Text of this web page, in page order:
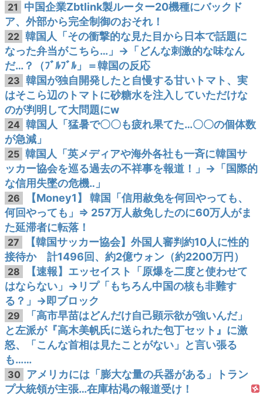
21
中国企業Zbtlink製ルーター20機種にバックド
ア、外部から完全制御のおそれ！
22 韓国人「その衝撃的な見た目から日本で話題に
なった弁当がこちら…」→「どんな刺激的な味なん
だ…？（ﾌﾞﾙﾌﾞﾙ」＝韓国の反応
23 韓国が独自開発したと自慢する甘いトマト、実
はそこら辺のトマトに砂糖水を注入していただけな
のが判明して大問題にw
24 韓国人「猛暑で〇〇も疲れ果てた…〇〇の個体数
が急減」
25 韓国人「英メディアや海外各社も一斉に韓国サ
ッカー協会を巡る過去の不祥事を報道！」→「国際的
な信用失墜の危機‥」
26
【Money1】 韓国「信用赦免を何回やっても、
何回やっても」⇒ 257万人赦免したのに60万人がま
た延滞者に転落！
27
【韓国サッカー協会】外国人審判約10人に性的
接待か 計1496回、約2億ウォン（約2200万円）
28
【速報】エッセイスト「原爆を二度と使わせて
はならない」→リプ「もちろん中国の核も非難す
る？」→即ブロック
29
「高市早苗はどんだけ自己顕示欲が強いんだ」
と左派が『高木美帆氏に送られた包丁セット』に激
怒、「こんな首相は見たことがない」と言い張る
も……
30 アメリカには「膨大な量の兵器がある」トラン
プ大統領が主張…在庫枯渇の報道受け！